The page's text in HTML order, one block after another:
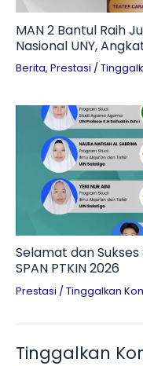
MAN 2 Bantul Raih
Nasional UNY,
Teater Penuh Makna
Berita, Prestasi /
Selamat dan
SPAN PTKIN 2026
Prestasi / Tinggalkan
Tinggalkan